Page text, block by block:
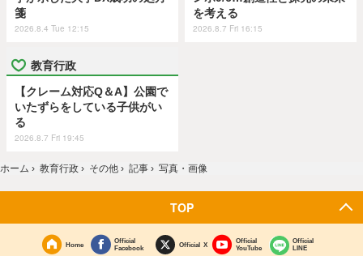
箋
2026.8.4 Tue 12:15
を考える
2026.8.7 Fri 16:15
教育行政
【クレーム対応Q＆A】公園で
いたずらをしている子供がい
る
2026.8.7 Fri 19:45
ホーム › 教育行政 › その他 › 記事 › 写真・画像
TOP
Home
Official
Facebook
Official X
Official
YouTube
Official
LINE